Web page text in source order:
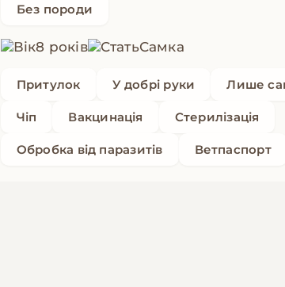
Без породи
8 років Самка
Притулок У добрі руки Лише
Чіп Вакцинація Стерилізація
Обробка від паразитів Ветпаспорт